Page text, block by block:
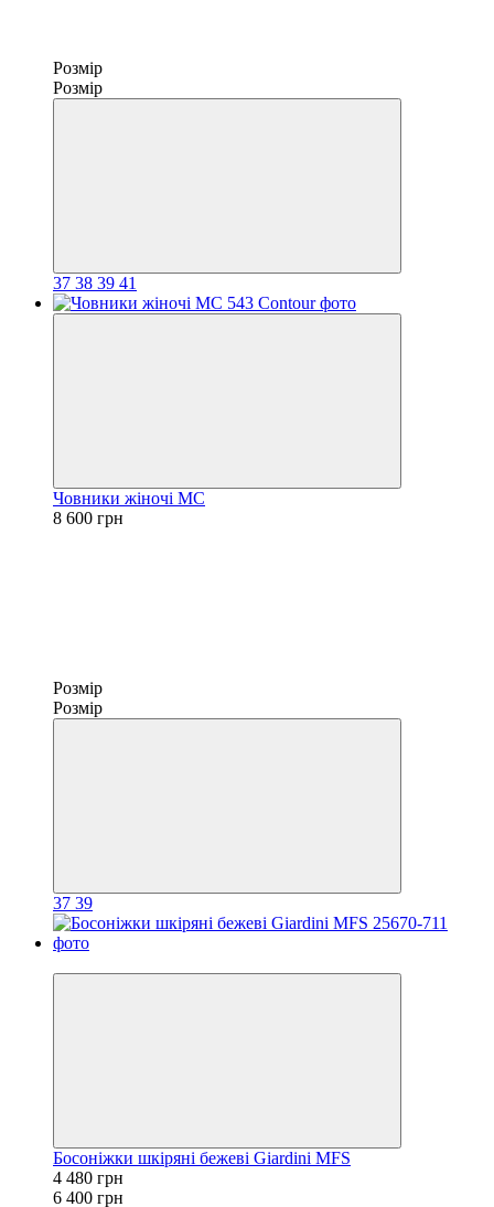
Розмір
Розмір
37 38 39 41
Човники жіночі МС
8 600 грн
Розмір
Розмір
37 39
Босоніжки шкіряні бежеві Giardini MFS
4 480 грн
6 400 грн